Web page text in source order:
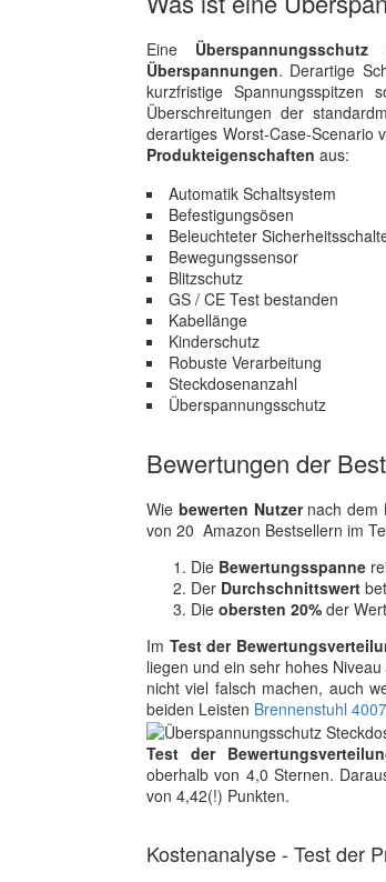
Eine Überspannungsschutz
Überspannungen. Derartige
kurzfristige Spannungsspitzen
Überschreitungen der
derartiges Worst-Case-Scenario
Produkteigenschaften aus:
Automatik Schaltsystem
Befestigungsösen
Beleuchteter
Bewegungssensor
Blitzschutz
GS / CE Test bestanden
Kabellänge
Kinderschutz
Robuste Verarbeitung
Steckdosenanzahl
Überspannungsschutz
Bewertungen der
Wie bewerten Nutzernach dem
von 20 Amazon Bestsellern im
Die Bewertungsspanne
Der Durchschnittswert
Die obersten 20% der
Im Test der
liegen und ein sehr hohes
nicht viel falsch machen, auch
beiden Leisten Brennenstuhl
Test der
oberhalb von 4,0 Sternen.
von 4,42(!) Punkten.
Kostenanalyse - Test der